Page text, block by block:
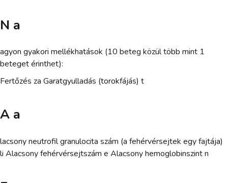
N a
agyon gyakori mellékhatások (10 beteg közül több mint 1
beteget érinthet):
Fertőzés za Garatgyulladás (torokfájás) t
A a
lacsony neutrofil granulocita szám (a fehérvérsejtek egy fajtája)
li Alacsony fehérvérsejtszám e Alacsony hemoglobinszint n